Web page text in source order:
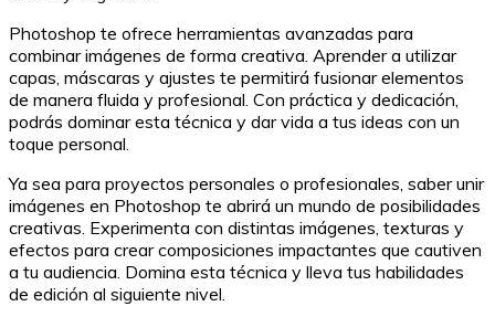
Photoshop te ofrece herramientas avanzadas para
combinar imágenes de forma creativa. Aprender a utilizar
capas, máscaras y ajustes te permitirá fusionar elementos
de manera fluida y profesional. Con práctica y dedicación,
podrás dominar esta técnica y dar vida a tus ideas con un
toque personal.
Ya sea para proyectos personales o profesionales, saber unir
imágenes en Photoshop te abrirá un mundo de posibilidades
creativas. Experimenta con distintas imágenes, texturas y
efectos para crear composiciones impactantes que cautiven
a tu audiencia. Domina esta técnica y lleva tus habilidades
de edición al siguiente nivel.